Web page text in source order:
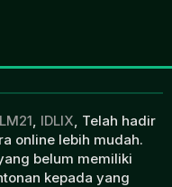
, IDLIX, Telah hadir
online lebih mudah.
belum memiliki
kepada yang